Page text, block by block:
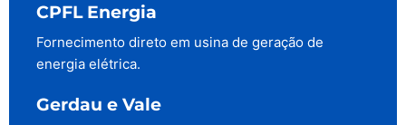
CPFL Energia
Fornecimento direto em usina de geração de
energia elétrica.
Gerdau e Vale